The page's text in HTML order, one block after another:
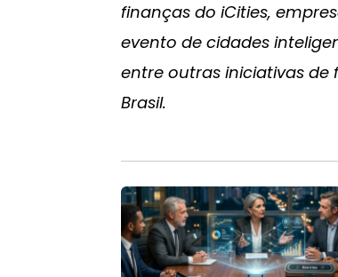
finanças do iCities,
evento de cidades
entre outras iniciativas
Brasil.